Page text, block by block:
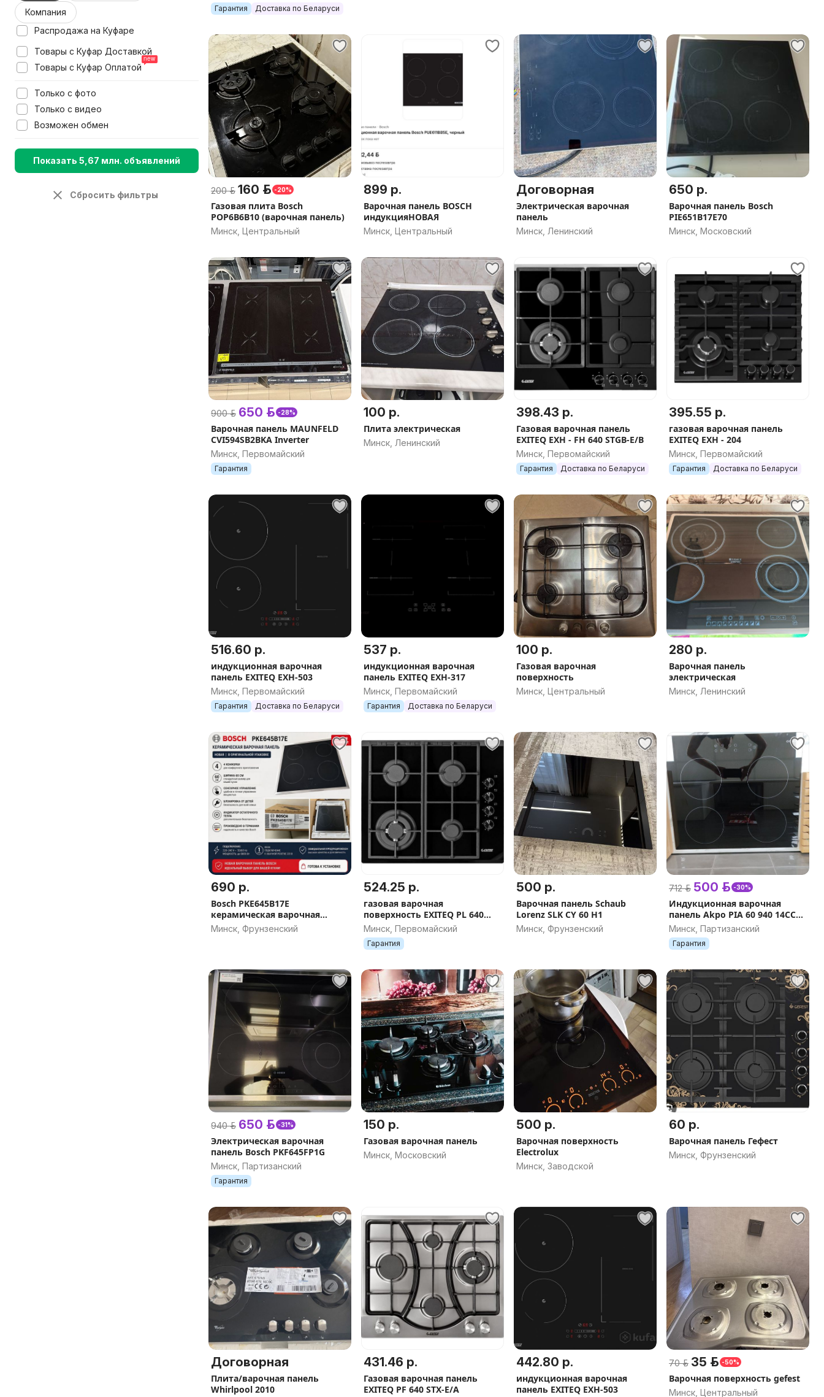
Компания
Распродажа на Куфаре
Товары с Куфар Доставкой
Товары с Куфар Оплатой
Только с фото
Только с видео
Возможен обмен
Показать 5,67 млн. объявлений
Сбросить фильтры
Гарантия Доставка по Беларуси
200 р. 160 р. -20%
Газовая плита Bosch
POP6B6B10 (варочная панель)
Минск, Центральный
899 р.
Варочная панель BOSCH
индукцияНОВАЯ
Минск, Центральный
Договорная
Электрическая варочная
панель
Минск, Ленинский
650 р.
Варочная панель Bosch
PIE651B17E70
Минск, Московский
900 р. 650 р. -28%
Варочная панель MAUNFELD
CVI594SB2BKA Inverter
Минск, Первомайский
Гарантия
100 р.
Плита электрическая
Минск, Ленинский
398.43 р.
Газовая варочная панель
EXITEQ EXH - FH 640 STGB-E/B
Минск, Первомайский
Гарантия Доставка по Беларуси
395.55 р.
газовая варочная панель
EXITEQ EXH - 204
Минск, Первомайский
Гарантия Доставка по Беларуси
516.60 р.
индукционная варочная
панель EXITEQ EXH-503
Минск, Первомайский
Гарантия Доставка по Беларуси
537 р.
индукционная варочная
панель EXITEQ EXH-317
Минск, Первомайский
Гарантия Доставка по Беларуси
100 р.
Газовая варочная
поверхность
Минск, Центральный
280 р.
Варочная панель
электрическая
Минск, Ленинский
690 р.
Bosch PKE645B17E
керамическая варочная
панель
Минск, Фрунзенский
524.25 р.
газовая варочная
поверхность EXITEQ PL 640
STG-E/А
Минск, Первомайский
Гарантия
500 р.
Варочная панель Schaub
Lorenz SLK CY 60 H1
Минск, Фрунзенский
712 р. 500 р. -30%
Индукционная варочная
панель Akpo PIA 60 940 14CC
BL
Минск, Партизанский
Гарантия
940 р. 650 р. -31%
Электрическая варочная
панель Bosch PKF645FP1G
Минск, Партизанский
Гарантия
150 р.
Газовая варочная панель
Минск, Московский
500 р.
Варочная поверхность
Electrolux
Минск, Заводской
60 р.
Варочная панель Гефест
Минск, Фрунзенский
Договорная
Плита/варочная панель
Whirlpool 2010
431.46 р.
Газовая варочная панель
EXITEQ PF 640 STX-E/A
442.80 р.
индукционная варочная
панель EXITEQ EXH-503
70 р. 35 р. -50%
Варочная поверхность gefest
Минск, Центральный